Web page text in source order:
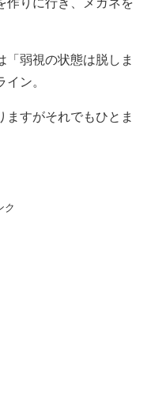
「弱視の状態は脱しま
ン。
ますがそれでもひとま
ク